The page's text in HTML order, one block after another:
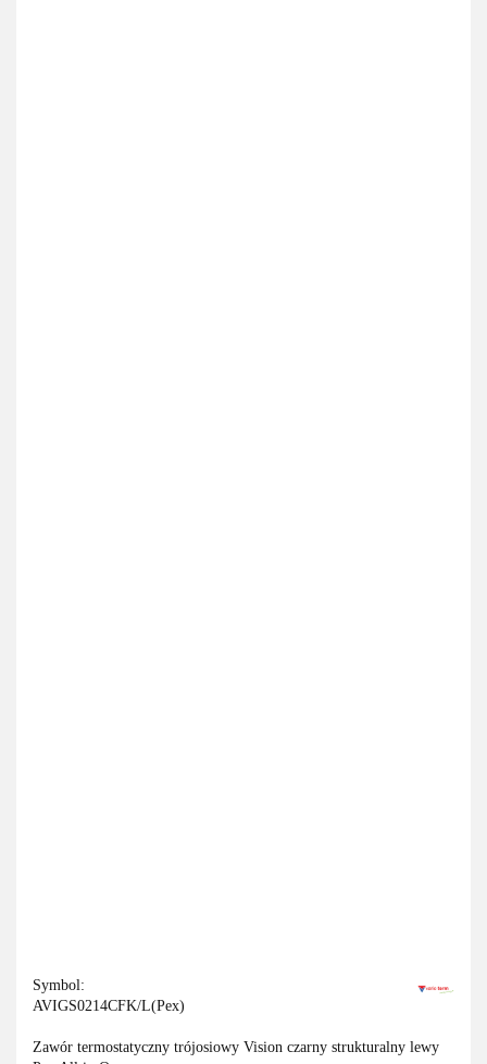
Symbol:
AVIGS0214CFK/L(Pex)
Zawór termostatyczny trójosiowy Vision czarny strukturalny lewy